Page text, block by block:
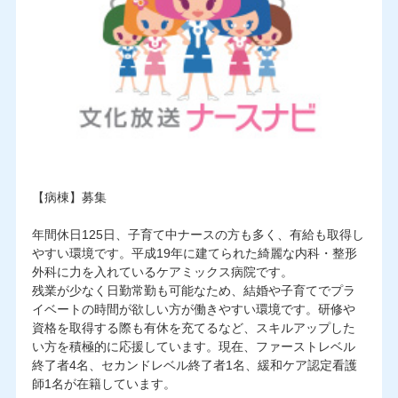
【病棟】募集
年間休日125日、子育て中ナースの方も多く、有給も取得し
やすい環境です。平成19年に建てられた綺麗な内科・整形
外科に力を入れているケアミックス病院です。
残業が少なく日勤常勤も可能なため、結婚や子育てでプラ
イベートの時間が欲しい方が働きやすい環境です。研修や
資格を取得する際も有休を充てるなど、スキルアップした
い方を積極的に応援しています。現在、ファーストレベル
終了者4名、セカンドレベル終了者1名、緩和ケア認定看護
師1名が在籍しています。